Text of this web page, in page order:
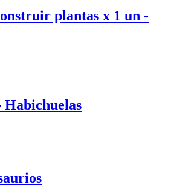
plantas x 1 un -